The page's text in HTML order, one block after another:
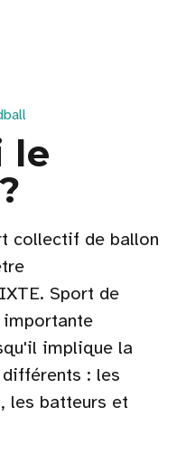
le
collectif de ballon
Sport de
implique la
: les
les batteurs et